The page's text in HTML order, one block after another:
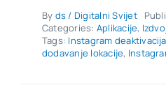
By ds / Digitalni Svijet
Categories: Aplikacije,
Tags: Instagram
dodavanje lokacije,